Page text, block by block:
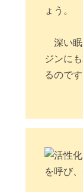
ょう。
深い
ジンに
るのです